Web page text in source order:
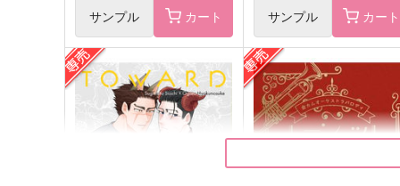
俺があいつで以下略。
サラマンダー倶楽部
フォゼになったヤマネコ
Clo*Reco
杉元佐一×尾形百之助
サンプル カート サンプル カート